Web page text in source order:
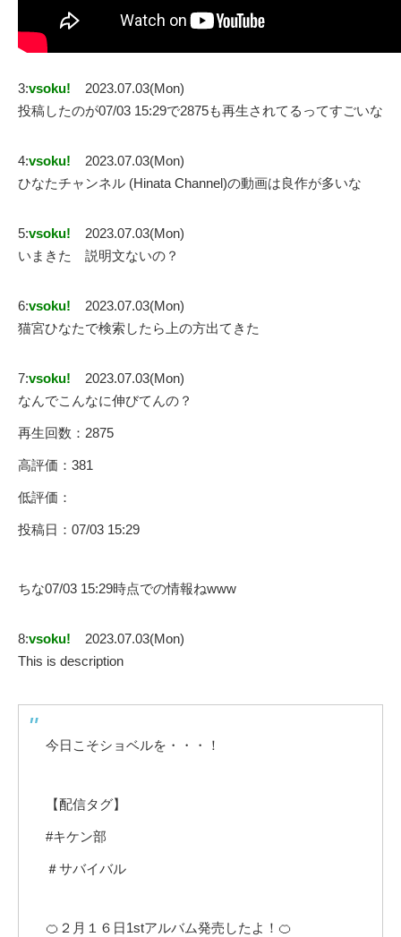
3:vsoku!
2023.07.03(Mon)
投稿したのが07/03 15:29で2875も再生されてるってすごいな
4:vsoku!
2023.07.03(Mon)
ひなたチャンネル (Hinata Channel)の動画は良作が多いな
5:vsoku!
2023.07.03(Mon)
いまきた 説明文ないの？
6:vsoku!
2023.07.03(Mon)
猫宮ひなたで検索したら上の方出てきた
7:vsoku!
2023.07.03(Mon)
なんでこんなに伸びてんの？
再生回数：2875
高評価：381
低評価：
投稿日：07/03 15:29
ちな07/03 15:29時点での情報ねwww
8:vsoku!
2023.07.03(Mon)
This is description
今日こそショベルを・・・！
【配信タグ】
#キケン部
＃サバイバル
🍊２月１６日1stアルバム発売したよ！🍊